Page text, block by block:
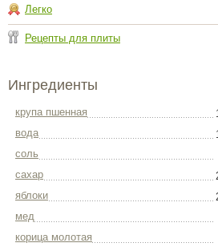
Легко
Рецепты для плиты
Ингредиенты
крупа пшенная
вода
соль
сахар
яблоки
мед
корица молотая